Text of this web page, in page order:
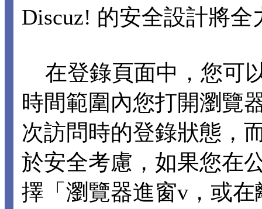
Discuz! 的安全設計將
在登錄頁面中，您可
時間範圍內您打開瀏覽
次訪問時的登錄狀態，
於安全考慮，如果您在
擇「瀏覽器進窗v，或